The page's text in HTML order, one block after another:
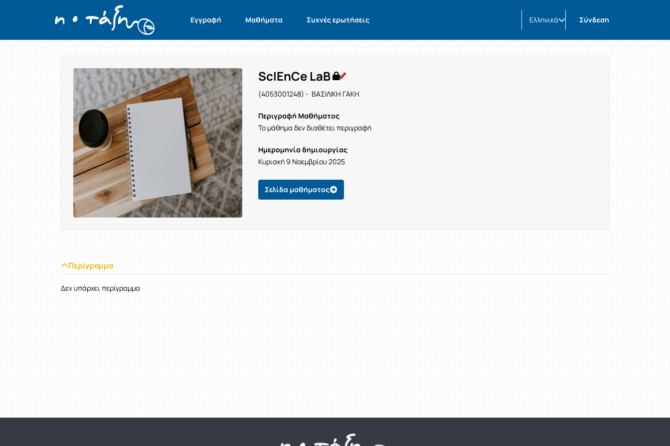
Εγγραφή Μαθήματα Συχνές ερωτήσεις Ελληνικά Σύνδεση
Παρουσίαση/Προβολή
ScIEnCe LaB
(4053001248) - ΒΑΣΙΛΙΚΗ ΓΑΚΗ
Περιγραφή Μαθήματος
Το μάθημα δεν διαθέτει περιγραφή
Ημερομηνία δημιουργίας
Κυριακή 9 Νοεμβρίου 2025
Σελίδα μαθήματος
Περίγραμμα
Δεν υπάρχει περίγραμμα